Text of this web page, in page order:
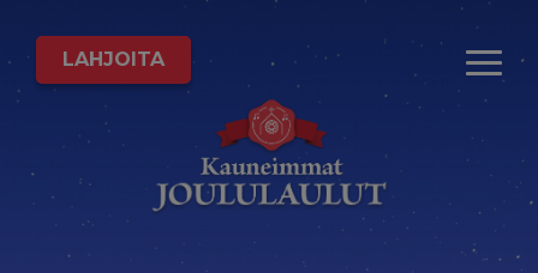
LAHJOITA